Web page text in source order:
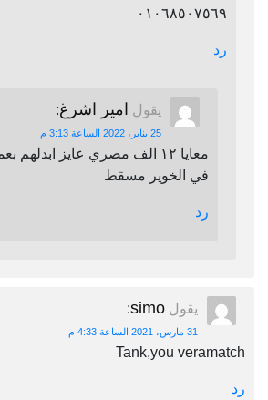
٠١٠٦٨٥٠٧٥٦٩
رد
يقول امير اشرغ:
25 يناير، 2022 الساعة 3:13 م
معايا ١٢ الف مصري عايز ابدلهم
في الخوير مسقط
رد
يقول simo
:
31 مارس، 2021 الساعة 4:33 م
Tank,you veramatch
رد